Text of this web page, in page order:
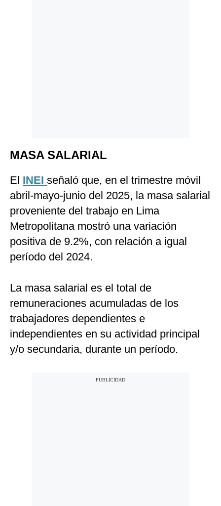
MASA SALARIAL
El INEI señaló que, en el trimestre móvil
abril-mayo-junio del 2025, la masa salarial
proveniente del trabajo en Lima
Metropolitana mostró una variación
positiva de 9.2%, con relación a igual
período del 2024.
La masa salarial es el total de
remuneraciones acumuladas de los
trabajadores dependientes e
independientes en su actividad principal
y/o secundaria, durante un período.